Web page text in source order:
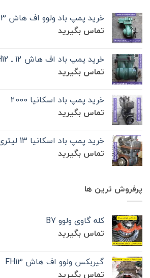
خرید پمپ باد ولوو اف هاش 13 تک‌ پیستون -FH13
تماس بگیرید
خرید پمپ باد اف هاش 12 ـ FH12
تماس بگیرید
خرید پمپ باد اسکانیا 2000
تماس بگیرید
خرید پمپ باد اسکانیا 13 لیتری
تماس بگیرید
پرفروش ترین ها
کله گاوی ولوو B7
تماس بگیرید
گیربکس ولوو اف هاش FH13
تماس بگیرید